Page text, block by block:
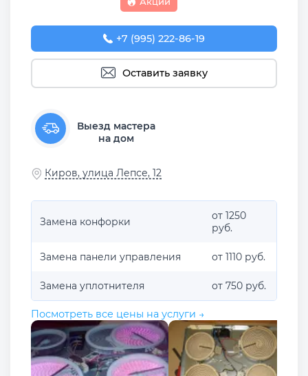
+7 (995) 222-86-19
Оставить заявку
Выезд мастера
на дом
Киров, улица Лепсе, 12
Замена конфорки
от 1250
руб.
Замена панели управления от 1110 руб.
Замена уплотнителя от 750 руб.
Посмотреть все цены на услуги →